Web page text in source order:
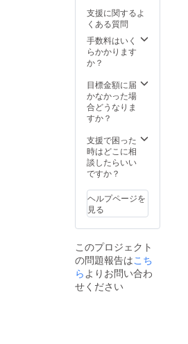
支援に関するよ
くある質問
手数料はいく
らかかります
か？
目標金額に届
かなかった場
合どうなりま
すか？
支援で困った
時はどこに相
談したらいい
ですか？
ヘルプページを
見る
このプロジェクト
の問題報告はこち
ら よりお問い合わ
せください